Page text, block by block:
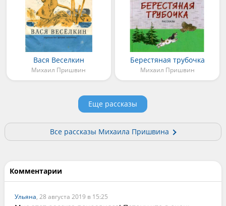
Вася Веселкин
Михаил Пришвин
Берестяная трубочка
Михаил Пришвин
Еще рассказы
Все рассказы Михаила Пришвина
Комментарии
Ульяна, 28 августа 2019 в 15:25